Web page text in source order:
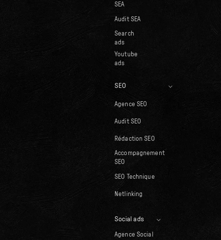
SEA
Audit SEA
Search
ads
Youtube
ads
SEO
Agence SEO
Audit SEO
Rédaction SEO
Accompagnement
SEO
SEO Technique
Netlinking
Social ads
Agence Social